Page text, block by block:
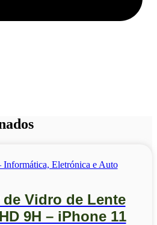
Vidro de Lente
9H – iPhone 11